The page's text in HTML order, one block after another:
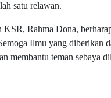
satu relawan.
KSR, Rahma Dona,
Ilmu yang diberikan
membantu teman sebaya